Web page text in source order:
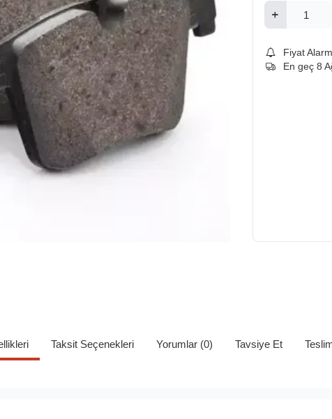
Fiyat
En geç 8
Taksit Seçenekleri Yorumlar (0) Tavsiye Et